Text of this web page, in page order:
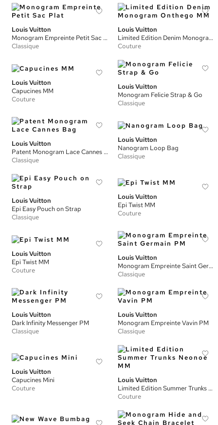
Louis Vuitton
Monogram Empreinte Petit Sac Plat
Classique
Louis Vuitton
Limited Edition Denim Monogram Onthego MM
Couture
Louis Vuitton
Capucines MM
Couture
Louis Vuitton
Monogram Felicie Strap & Go
Classique
Louis Vuitton
Patent Monogram Lace Cannes Bag
Classique
Louis Vuitton
Nanogram Loop Bag
Classique
Louis Vuitton
Epi Easy Pouch on Strap
Classique
Louis Vuitton
Epi Twist MM
Couture
Louis Vuitton
Epi Twist MM
Couture
Louis Vuitton
Monogram Empreinte Saint Germain PM
Classique
Louis Vuitton
Dark Infinity Messenger PM
Classique
Louis Vuitton
Monogram Empreinte Vavin PM
Classique
Louis Vuitton
Capucines Mini
Couture
Louis Vuitton
Limited Edition Summer Trunks Neonoe MM
Couture